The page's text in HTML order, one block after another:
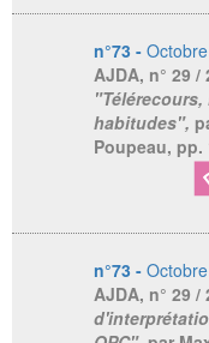
n°73 -
AJDA, n° 29 /
habitudes",
Poupeau, pp.
n°73 -
AJDA, n° 29 /